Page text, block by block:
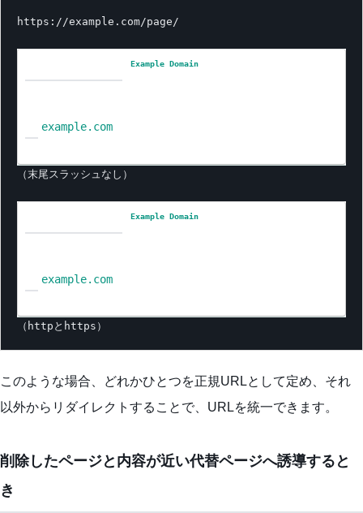
https://example.com/page/
Example Domain
example.com
（末尾スラッシュなし）
Example Domain
example.com
（httpとhttps）
このような場合、どれかひとつを正規URLとして定め、それ
以外からリダイレクトすることで、URLを統一できます。
削除したページと内容が近い代替ページへ誘導すると
き